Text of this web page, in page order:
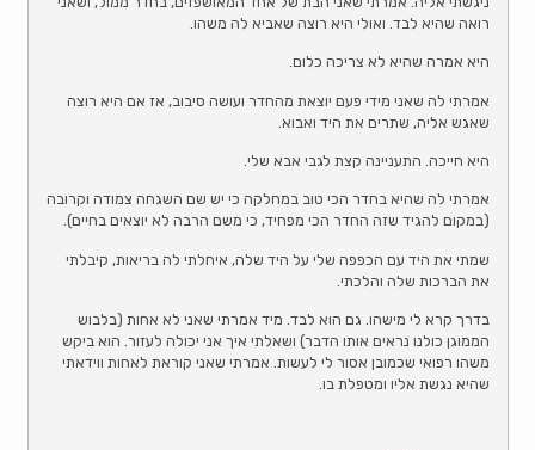
רואה שהיא לבד. ואולי היא רוצה שאביא לה משהו.
היא אמרה שהיא לא צריכה כלום.
אמרתי לה שאני מידי פעם יוצאת מהחדר ועושה סיבוב, אז אם היא רוצה
שאגש אליה, שתרים את היד ואבוא.
היא חייכה. התעניינה קצת לגבי אבא שלי.
אמרתי לה שהיא בחדר הכי טוב במחלקה כי יש שם השגחה צמודה וקרובה
(במקום להגיד שזה החדר הכי מפחיד, כי משם הרבה לא יוצאים בחיים).
שמתי את היד עם הכפפה שלי על היד שלה, איחלתי לה בריאות, קיבלתי
את הברכות שלה והלכתי.
בדרך קרא לי מישהו. גם הוא לבד. מיד אמרתי שאני לא אחות (בלבוש
הממוגן כולנו נראים אותו הדבר) ושאלתי איך אני יכולה לעזור. הוא ביקש
משהו רפואי שכמובן אסור לי לעשות. אמרתי שאני קוראת לאחות ווידאתי
שהיא נגשת אליו ומטפלת בו.